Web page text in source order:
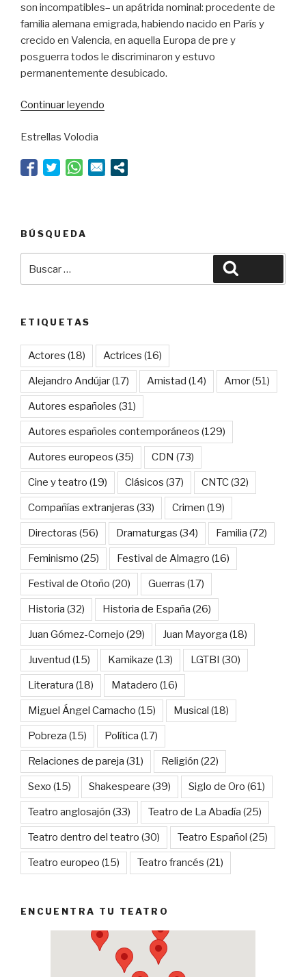
son incompatibles– un apátrida nominal: procedente de
familia alemana emigrada, habiendo nacido en París y
crecido en Valencia, en aquella Europa de pre y
posguerra todos le discriminaron y estuvo
permanentemente desubicado.
Continuar leyendo
Estrellas Volodia
BÚSQUEDA
por:
ETIQUETAS
Actores (18) Actrices (16)
Alejandro Andújar(17) Amistad (14) Amor(51)
Autores españoles (31)
Autores españoles contemporáneos (129)
Autores europeos (35) CDN (73)
Cine y teatro (19) Clásicos (37) CNTC(32)
Compañías extranjeras (33) Crimen (19)
Directoras (56) Dramaturgas (34) Familia (72)
Feminismo (25) Festival de Almagro (16)
Festival de Otoño (20) Guerras (17)
Historia (32) Historia de España (26)
Juan Gómez-Cornejo (29) Juan Mayorga (18)
Juventud (15) Kamikaze (13) LGTBI (30)
Literatura (18) Matadero (16)
Miguel Ángel Camacho (15) Musical (18)
Pobreza (15) Política (17)
Relaciones de pareja (31) Religión (22)
Sexo (15) Shakespeare (39) Siglo de Oro (61)
Teatro anglosajón (33) Teatro de La Abadía (25)
Teatro dentro del teatro (30) Teatro Español (25)
Teatro europeo (15) Teatro francés (21)
ENCUENTRA TU TEATRO